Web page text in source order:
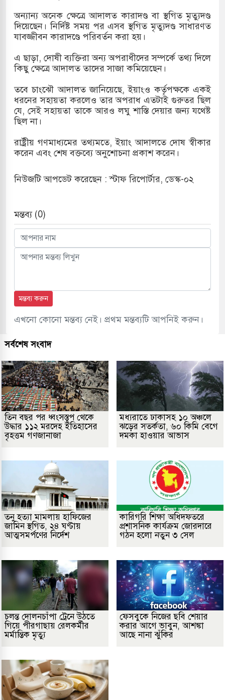
অন্যান্য অনেক ক্ষেত্রে আদালত কারাদণ্ড বা স্থগিত মৃত্যুদণ্ড
দিয়েছেন। নির্দিষ্ট সময় পর এসব স্থগিত মৃত্যুদণ্ড সাধারণত
যাবজ্জীবন কারাদণ্ডে পরিবর্তন করা হয়।
এ ছাড়া, দোষী ব্যক্তিরা অন্য অপরাধীদের সম্পর্কে তথ্য দিলে
কিছু ক্ষেত্রে আদালত তাদের সাজা কমিয়েছেন।
তবে চাংঝৌ আদালত জানিয়েছে, ইয়াংও কর্তৃপক্ষকে একই
ধরনের সহায়তা করলেও তার অপরাধ এতটাই গুরুতর ছিল
যে, সেই সহায়তা তাকে আরও লঘু শাস্তি দেয়ার জন্য যথেষ্ট
ছিল না।
রাষ্ট্রীয় গণমাধ্যমের তথ্যমতে, ইয়াং আদালতে দোষ স্বীকার
করেন এবং শেষ বক্তব্যে অনুশোচনা প্রকাশ করেন।
নিউজটি আপডেট করেছেন : স্টাফ রিপোর্টার, ডেস্ক-০২
মন্তব্য (0)
মন্তব্য করুন
এখনো কোনো মন্তব্য নেই। প্রথম মন্তব্যটি আপনিই করুন।
সর্বশেষ সংবাদ
তিন বছর পর ধ্বংসস্তূপ থেকে
উদ্ধার ১১২ মরদেহ ইতিহাসের
বৃহত্তম গণজানাজা
মধ্যরাতে ঢাকাসহ ১০ অঞ্চলে
ঝড়ের সতর্কতা, ৬০ কিমি বেগে
দমকা হাওয়ার আভাস
তনু হত্যা মামলায় হাফিজের
জামিন স্থগিত, ২৪ ঘণ্টায়
আত্মসমর্পণের নির্দেশ
কারিগরি শিক্ষা অধিদফতরে
প্রশাসনিক কার্যক্রম জোরদারে
গঠন হলো নতুন ৩ সেল
চলন্ত দোলনচাঁপা ট্রেনে উঠতে
গিয়ে পীরগাছায় রেলকর্মীর
মর্মান্তিক মৃত্যু
ফেসবুকে নিজের ছবি শেয়ার
করার আগে ভাবুন, আশঙ্কা
আছে নানা ঝুঁকির